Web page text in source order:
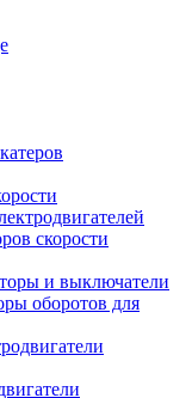
скорости
и выключатели
оборотов для